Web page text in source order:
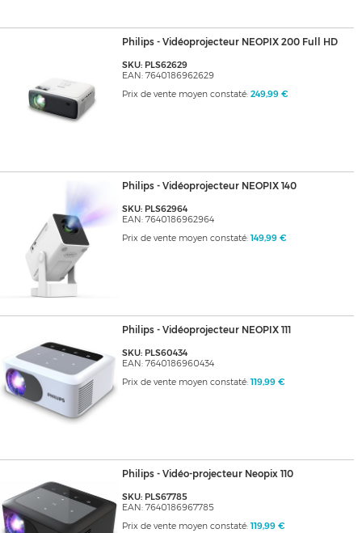
Philips - Vidéoprojecteur NEOPIX 200 Full HD
SKU: PLS62629
EAN: 7640186962629
Prix de vente moyen constaté: 249,99 €
Philips - Vidéoprojecteur NEOPIX 140
SKU: PLS62964
EAN: 7640186962964
Prix de vente moyen constaté: 149,99 €
Philips - Vidéoprojecteur NEOPIX 111
SKU: PLS60434
EAN: 7640186960434
Prix de vente moyen constaté: 119,99 €
Philips - Vidéo-projecteur Neopix 110
SKU: PLS67785
EAN: 7640186967785
Prix de vente moyen constaté: 119,99 €